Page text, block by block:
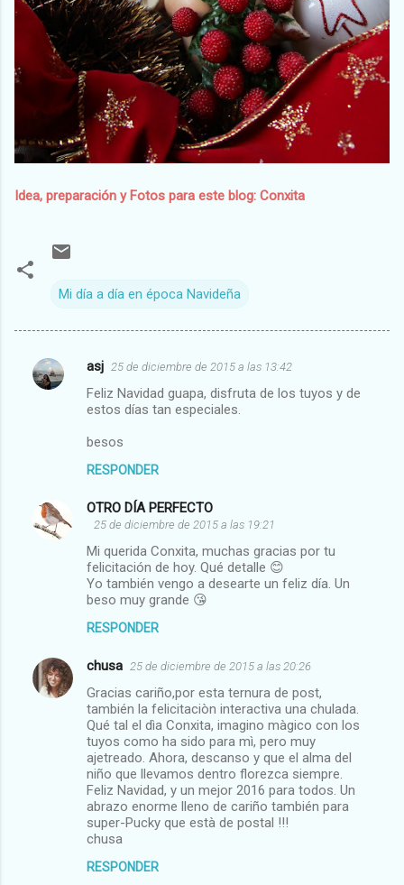
Idea, preparación y Fotos para este blog: Conxita
Mi día a día en época Navideña
C
a
asj 25 de diciembre de 2015 a las 13:42
Feliz Navidad guapa, disfruta de los tuyos y de
estos días tan especiales.
besos
RESPONDER
OTRO DÍA PERFECTO
25 de diciembre de 2015 a las 19:21
Mi querida Conxita, muchas gracias por tu
felicitación de hoy. Qué detalle 😊
Yo también vengo a desearte un feliz día. Un
beso muy grande 😘
RESPONDER
chusa 25 de diciembre de 2015 a las 20:26
Gracias cariño,por esta ternura de post,
también la felicitaciòn interactiva una chulada.
Qué tal el dìa Conxita, imagino màgico con los
tuyos como ha sido para mì, pero muy
ajetreado. Ahora, descanso y que el alma del
niño que llevamos dentro florezca siempre.
Feliz Navidad, y un mejor 2016 para todos. Un
abrazo enorme lleno de cariño también para
super-Pucky que està de postal !!!
chusa
RESPONDER